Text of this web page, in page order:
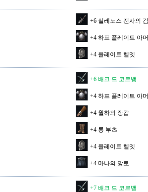
+6 실레노스 전사의 검
+4 하프 플레이트 아머
+4 플레이트 헬멧
+6 배크 드 코르뱅
+4 하프 플레이트 아머
+4 월하의 장갑
+4 롱 부츠
+4 플레이트 헬멧
+4 마나의 망토
+7 배크 드 코르뱅